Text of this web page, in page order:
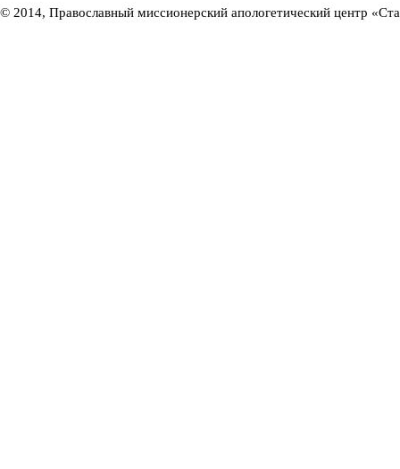
© 2014, Православный миссионерский апологетический центр